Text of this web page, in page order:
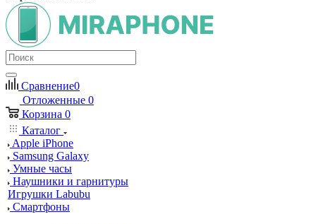
Сравнение0
Отложенные 0
Корзина 0
Каталог
Apple iPhone
Samsung Galaxy
Умные часы
Наушники и гарнитуры
Игрушки Labubu
Смартфоны